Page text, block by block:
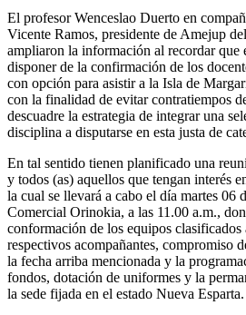
El profesor Wenceslao Duerto en
Vicente Ramos, presidente de Amejup
ampliaron la información al recordar que
disponer de la confirmación de los
con opción para asistir a la Isla de
con la finalidad de evitar contratiempos
descuadre la estrategia de integrar una
disciplina a disputarse en esta justa de
En tal sentido tienen planificado una
y todos (as) aquellos que tengan interés
la cual se llevará a cabo el día martes 06
Comercial Orinokia, a las 11.00 a.m.,
conformación de los equipos clasificados
respectivos acompañantes, compromiso
la fecha arriba mencionada y la
fondos, dotación de uniformes y la
la sede fijada en el estado Nueva Esparta.